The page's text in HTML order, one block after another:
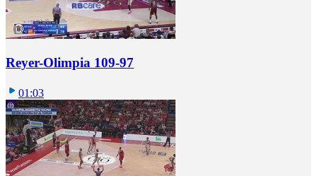
Reyer-Olimpia 109-97
01:03